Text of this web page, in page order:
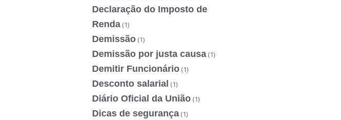
Declaração do Imposto de
Renda (1)
Demissão (1)
Demissão por justa causa (1)
Demitir Funcionário (1)
Desconto salarial (1)
Diário Oficial da União (1)
Dicas de segurança (1)